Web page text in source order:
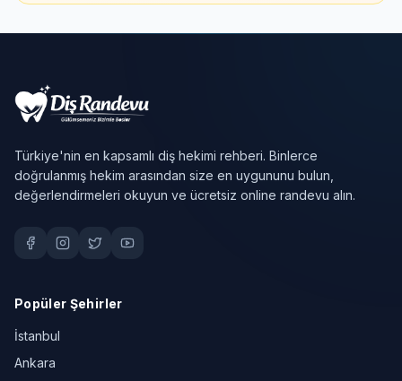
Türkiye'nin en kapsamlı diş hekimi rehberi. Binlerce
doğrulanmış hekim arasından size en uygununu bulun,
değerlendirmeleri okuyun ve ücretsiz online randevu alın.
Popüler Şehirler
İstanbul
Ankara